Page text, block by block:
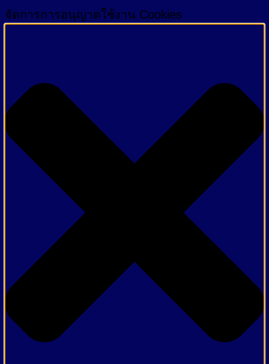
จัดการการอนุญาตใช้งาน Cookies